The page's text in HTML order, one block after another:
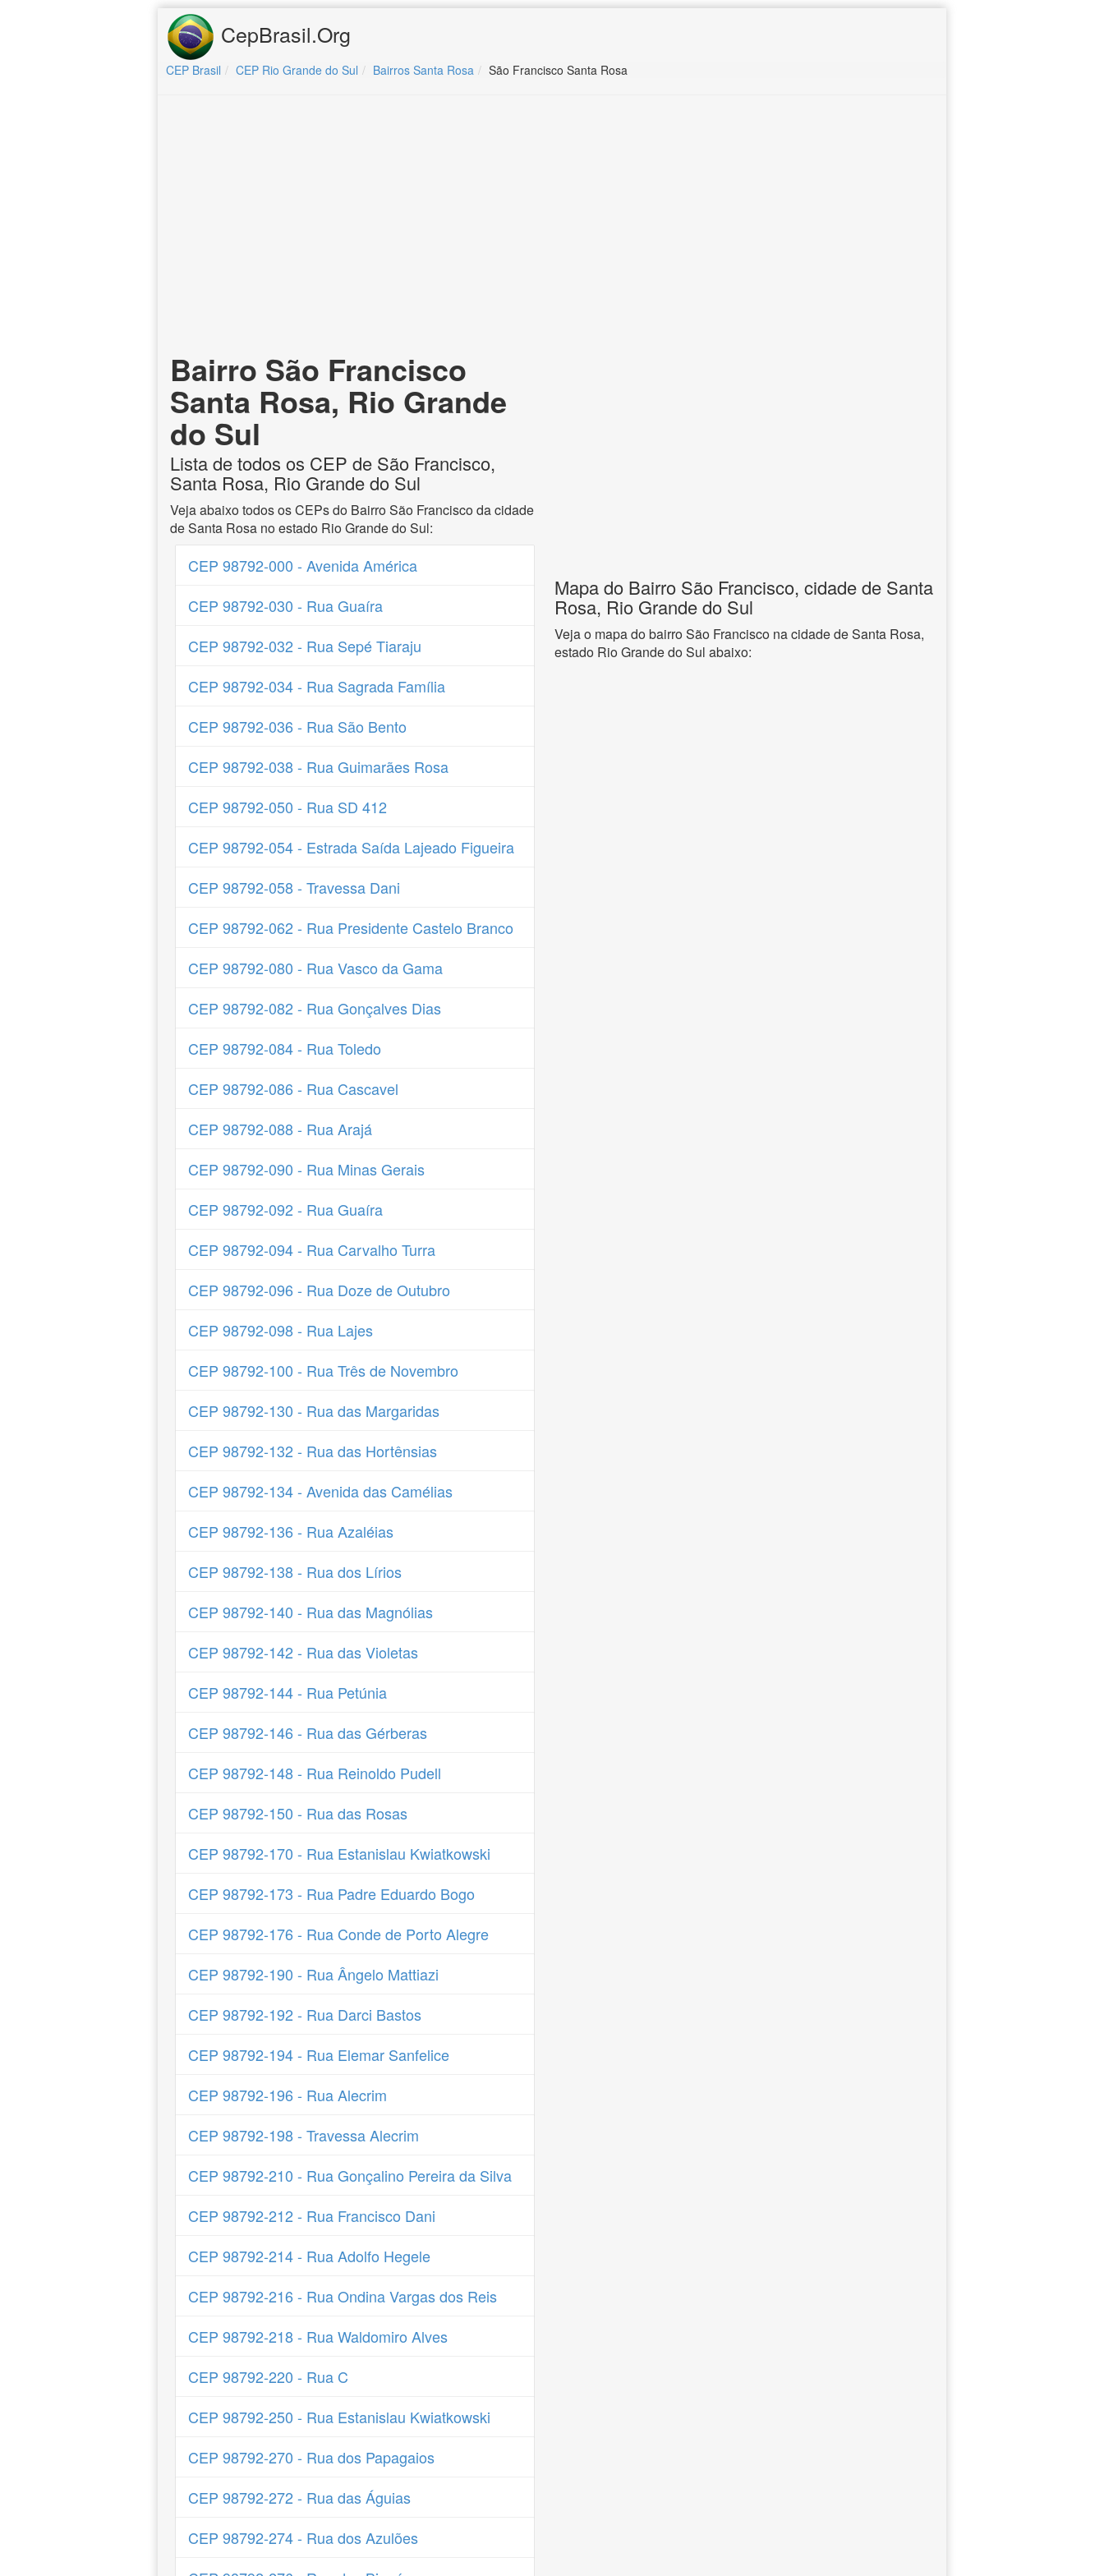
CepBrasil.Org
CEP Brasil CEP Rio Grande do Sul Bairros Santa Rosa São Francisco Santa Rosa
Bairro São Francisco
Santa Rosa, Rio Grande
do Sul
Lista de todos os CEP de São Francisco,
Santa Rosa, Rio Grande do Sul
Veja abaixo todos os CEPs do Bairro São Francisco da cidade
de Santa Rosa no estado Rio Grande do Sul:
CEP 98792-000 - Avenida América
CEP 98792-030 - Rua Guaíra
CEP 98792-032 - Rua Sepé Tiaraju
CEP 98792-034 - Rua Sagrada Família
CEP 98792-036 - Rua São Bento
CEP 98792-038 - Rua Guimarães Rosa
CEP 98792-050 - Rua SD 412
CEP 98792-054 - Estrada Saída Lajeado Figueira
CEP 98792-058 - Travessa Dani
CEP 98792-062 - Rua Presidente Castelo Branco
CEP 98792-080 - Rua Vasco da Gama
CEP 98792-082 - Rua Gonçalves Dias
CEP 98792-084 - Rua Toledo
CEP 98792-086 - Rua Cascavel
CEP 98792-088 - Rua Arajá
CEP 98792-090 - Rua Minas Gerais
CEP 98792-092 - Rua Guaíra
CEP 98792-094 - Rua Carvalho Turra
CEP 98792-096 - Rua Doze de Outubro
CEP 98792-098 - Rua Lajes
CEP 98792-100 - Rua Três de Novembro
CEP 98792-130 - Rua das Margaridas
CEP 98792-132 - Rua das Hortênsias
CEP 98792-134 - Avenida das Camélias
CEP 98792-136 - Rua Azaléias
CEP 98792-138 - Rua dos Lírios
CEP 98792-140 - Rua das Magnólias
CEP 98792-142 - Rua das Violetas
CEP 98792-144 - Rua Petúnia
CEP 98792-146 - Rua das Gérberas
CEP 98792-148 - Rua Reinoldo Pudell
CEP 98792-150 - Rua das Rosas
CEP 98792-170 - Rua Estanislau Kwiatkowski
CEP 98792-173 - Rua Padre Eduardo Bogo
CEP 98792-176 - Rua Conde de Porto Alegre
CEP 98792-190 - Rua Ângelo Mattiazi
CEP 98792-192 - Rua Darci Bastos
CEP 98792-194 - Rua Elemar Sanfelice
CEP 98792-196 - Rua Alecrim
CEP 98792-198 - Travessa Alecrim
CEP 98792-210 - Rua Gonçalino Pereira da Silva
CEP 98792-212 - Rua Francisco Dani
CEP 98792-214 - Rua Adolfo Hegele
CEP 98792-216 - Rua Ondina Vargas dos Reis
CEP 98792-218 - Rua Waldomiro Alves
CEP 98792-220 - Rua C
CEP 98792-250 - Rua Estanislau Kwiatkowski
CEP 98792-270 - Rua dos Papagaios
CEP 98792-272 - Rua das Águias
CEP 98792-274 - Rua dos Azulões
Mapa do Bairro São Francisco, cidade de Santa
Rosa, Rio Grande do Sul
Veja o mapa do bairro São Francisco na cidade de Santa Rosa,
estado Rio Grande do Sul abaixo: